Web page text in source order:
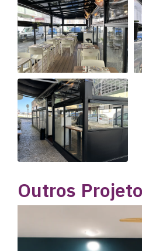
Outros